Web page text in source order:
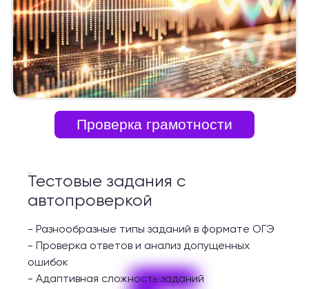
Проверка грамотности
Тестовые задания с
автопроверкой
- Разнообразные типы заданий в формате ОГЭ
- Проверка ответов и анализ допущенных
ошибок
- Адаптивная сложность заданий